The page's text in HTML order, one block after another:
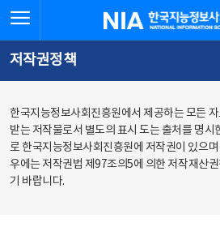
문
로
가
체
뉴
바
가
한국지능정보사회진흥원
저작권정책
한국지능정보사회진흥원에서 제공하는 모든
받는 저작물로서 별도의 표시 도는 출처를 명
로 한국지능정보사회진흥원에 저작권이 있으
우에는 저작권법 제97조의5에 의한 저작재산
기 바랍니다.